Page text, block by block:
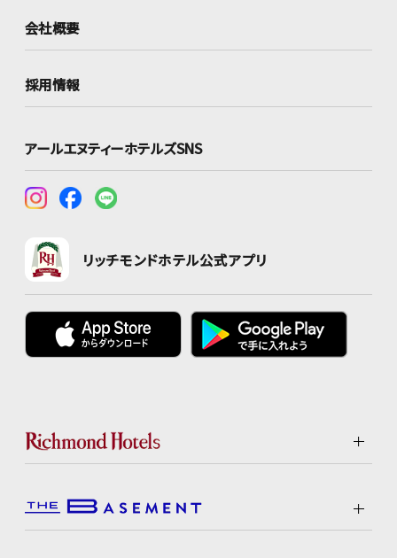
会社概要
採用情報
アールエヌティーホテルズSNS
リッチモンドホテル公式アプリ